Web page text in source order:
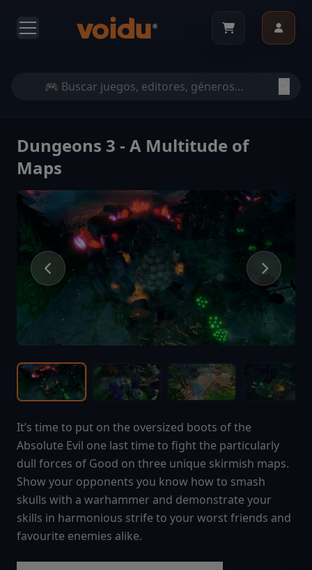
Dungeons 3 - A Multitude of
Maps
It’s time to put on the oversized boots of the
Absolute Evil one last time to fight the particularly
dull forces of Good on three unique skirmish maps.
Show your opponents you know how to smash
skulls with a warhammer and demonstrate your
skills in harmonious strife to your worst friends and
favourite enemies alike.